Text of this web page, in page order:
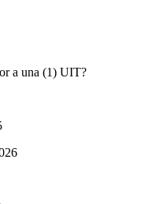
a una (1) UIT?